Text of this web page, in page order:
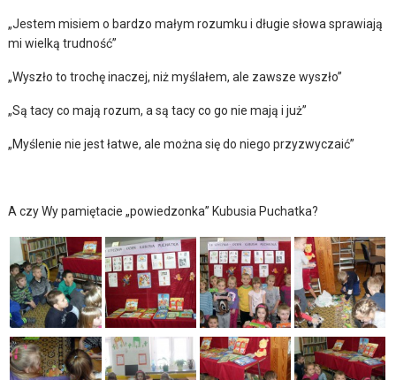
„Jestem misiem o bardzo małym rozumku i długie słowa sprawiają
mi wielką trudność”
„Wyszło to trochę inaczej, niż myślałem, ale zawsze wyszło”
„Są tacy co mają rozum, a są tacy co go nie mają i już”
„Myślenie nie jest łatwe, ale można się do niego przyzwyczaić”
A czy Wy pamiętacie „powiedzonka” Kubusia Puchatka?